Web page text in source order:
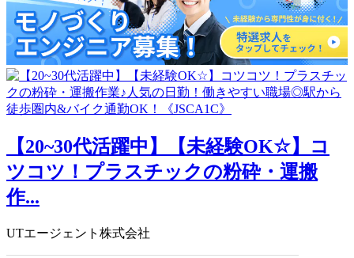
【20~30代活躍中】【未経験OK☆】コ
ツコツ！プラスチックの粉砕・運搬
作...
UTエージェント株式会社